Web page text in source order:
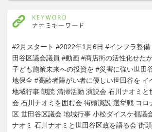
#2月スタート #2022年1月6日 #インフラ整備
田谷区議会議員 #動画 #商店街の活性化せた
子ども施策未来への投資を #災害に強い世田
地保全 #高齢者障がい者に優しい世田谷を イ
地域行事 朗読 清掃活動 演説会 石川ナオミと
会 石川ナオミを囲む会 街頭演説 選挙戦 コロ
区 世田谷区議会 地域行事 小松ダイスケ都議
ナオミ 石川ナオミと世田谷区政を語る会 街